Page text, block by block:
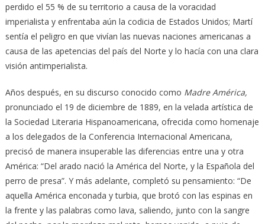
perdido el 55 % de su territorio a causa de la voracidad
imperialista y enfrentaba aún la codicia de Estados Unidos; Martí
sentía el peligro en que vivían las nuevas naciones americanas a
causa de las apetencias del país del Norte y lo hacía con una clara
visión antimperialista.
Años después, en su discurso conocido como Madre América,
pronunciado el 19 de diciembre de 1889, en la velada artística de
la Sociedad Literaria Hispanoamericana, ofrecida como homenaje
a los delegados de la Conferencia Internacional Americana,
precisó de manera insuperable las diferencias entre una y otra
América: “Del arado nació la América del Norte, y la Española del
perro de presa”. Y más adelante, completó su pensamiento: “De
aquella América enconada y turbia, que brotó con las espinas en
la frente y las palabras como lava, saliendo, junto con la sangre